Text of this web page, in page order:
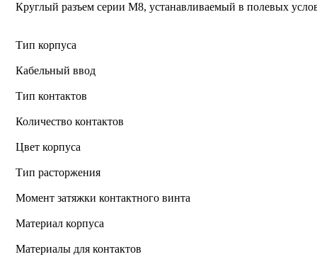
Круглый разъем серии M8, устанавливаемый в полевых
Тип корпуса
Кабельный ввод
Тип контактов
Количество контактов
Цвет корпуса
Тип расторжения
Момент затяжки контактного винта
Материал корпуса
Материалы для контактов